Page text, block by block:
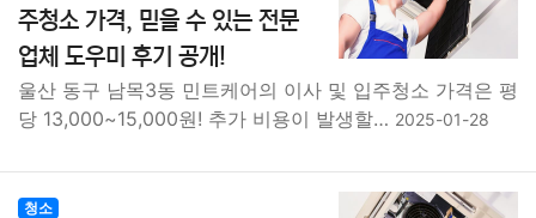
주청소 가격, 믿을 수 있는 전문
업체 도우미 후기 공개!
울산 동구 남목3동 민트케어의 이사 및 입주청소 가격은 평
당 13,000~15,000원! 추가 비용이 발생할… 2025-01-28
청소